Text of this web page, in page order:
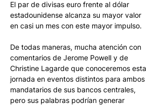
El par de divisas euro frente al dólar
estadounidense alcanza su mayor valor
en casi un mes con este mayor impulso.
De todas maneras, mucha atención con
comentarios de Jerome Powell y de
Christine Lagarde que conoceremos esta
jornada en eventos distintos para ambos
mandatarios de sus bancos centrales,
pero sus palabras podrían generar